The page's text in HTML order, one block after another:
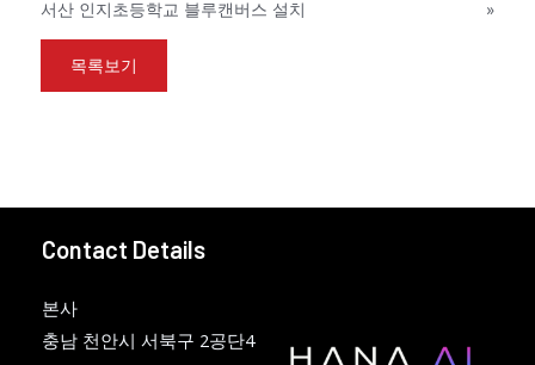
서산 인지초등학교 블루캔버스 설치
»
목록보기
Contact Details
본사
충남 천안시 서북구 2공단4